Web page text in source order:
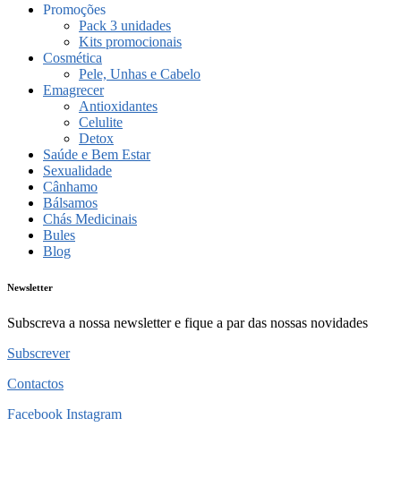
Promoções
Pack 3 unidades
Kits promocionais
Cosmética
Pele, Unhas e Cabelo
Emagrecer
Antioxidantes
Celulite
Detox
Saúde e Bem Estar
Sexualidade
Cânhamo
Bálsamos
Chás Medicinais
Bules
Blog
Newsletter
Subscreva a nossa newsletter e fique a par das nossas novidades
Subscrever
Contactos
Facebook Instagram